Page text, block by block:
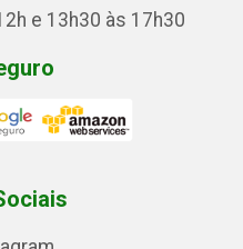
e 13h30 às 17h30